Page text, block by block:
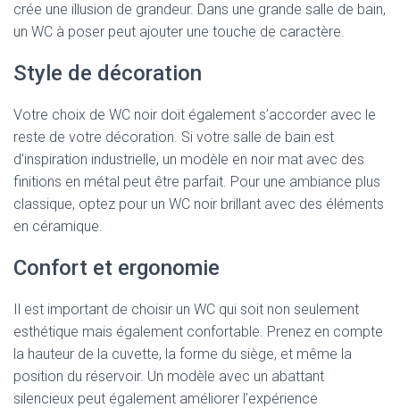
crée une illusion de grandeur. Dans une grande salle de bain,
un WC à poser peut ajouter une touche de caractère.
Style de décoration
Votre choix de WC noir doit également s’accorder avec le
reste de votre décoration. Si votre salle de bain est
d’inspiration industrielle, un modèle en noir mat avec des
finitions en métal peut être parfait. Pour une ambiance plus
classique, optez pour un WC noir brillant avec des éléments
en céramique.
Confort et ergonomie
Il est important de choisir un WC qui soit non seulement
esthétique mais également confortable. Prenez en compte
la hauteur de la cuvette, la forme du siège, et même la
position du réservoir. Un modèle avec un abattant
silencieux peut également améliorer l’expérience